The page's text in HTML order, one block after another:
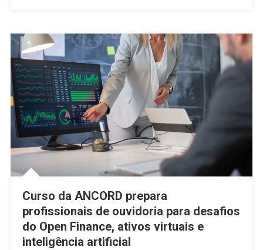
Curso da ANCORD prepara
profissionais de ouvidoria para desafios
do Open Finance, ativos virtuais e
inteligência artificial